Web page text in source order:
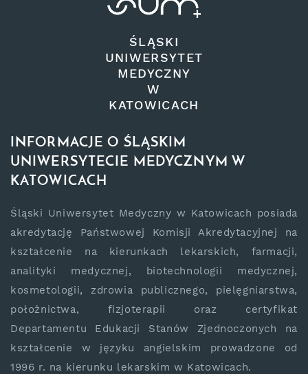
ŚLĄSKI
UNIWERSYTET
MEDYCZNY
W
KATOWICACH
INFORMACJE O ŚLĄSKIM
UNIWERSYTECIE MEDYCZNYM W
KATOWICACH
Śląski Uniwersytet Medyczny w Katowicach posiada
akredytację Państwowej Komisji Akredytacyjnej na
kształcenie na kierunkach lekarskich, farmacji,
analityki medycznej, biotechnologii medycznej,
kosmetologii, zdrowia publicznego, pielęgniarstwa,
położnictwa, fizjoterapii oraz certyfikat
Departamentu Edukacji Stanów Zjednoczonych na
kształcenie w języku angielskim prowadzone od
1996 r. na kierunku lekarskim w Katowicach.